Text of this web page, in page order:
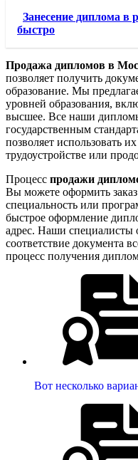
Занесение диплома в
быстро
Продажа дипломов в
позволяет получить
образование. Мы
уровней образования,
высшее. Все наши
государственным
позволяет использовать
трудоустройстве или
Процесс продажи
Вы можете оформить
специальность или
быстрое оформление
адрес. Наши специалисты
соответствие документа
процесс получения
Вот несколько